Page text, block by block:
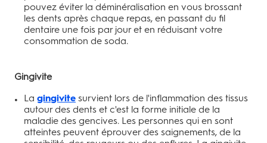
pouvez éviter la déminéralisation en vous brossant
les dents après chaque repas, en passant du fil
dentaire une fois par jour et en réduisant votre
consommation de soda.
Gingivite
La gingivite survient lors de l'inflammation des tissus
autour des dents et c'est la forme initiale de la
maladie des gencives. Les personnes qui en sont
atteintes peuvent éprouver des saignements, de la